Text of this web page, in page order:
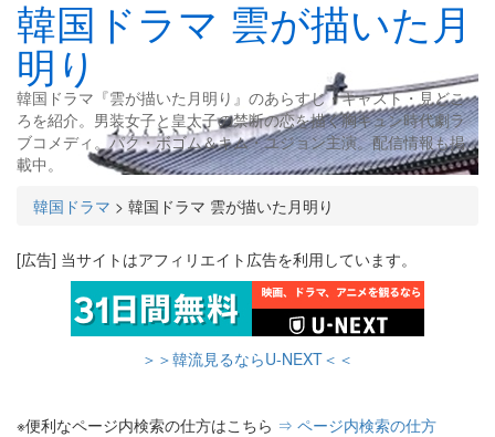
韓国ドラマ 雲が描いた月
明り
韓国ドラマ『雲が描いた月明り』のあらすじ・キャスト・見どこ
ろを紹介。男装女子と皇太子の禁断の恋を描く胸キュン時代劇ラ
ブコメディ。パク・ボゴム＆キム・ユジョン主演。配信情報も掲
載中。
韓国ドラマ > 韓国ドラマ 雲が描いた月明り
[広告] 当サイトはアフィリエイト広告を利用しています。
＞＞韓流見るならU-NEXT＜＜
※便利なページ内検索の仕方はこちら ⇒ ページ内検索の仕方